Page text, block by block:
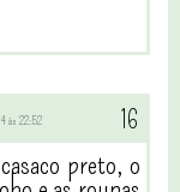
às 22:52
preto, o